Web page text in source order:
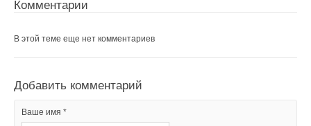
Комментарии
В этой теме еще нет комментариев
Добавить комментарий
Ваше имя *